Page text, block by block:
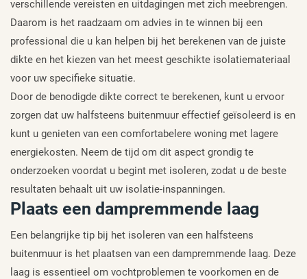
verschillende vereisten en uitdagingen met zich meebrengen.
Daarom is het raadzaam om advies in te winnen bij een
professional die u kan helpen bij het berekenen van de juiste
dikte en het kiezen van het meest geschikte isolatiemateriaal
voor uw specifieke situatie.
Door de benodigde dikte correct te berekenen, kunt u ervoor
zorgen dat uw halfsteens buitenmuur effectief geïsoleerd is en
kunt u genieten van een comfortabelere woning met lagere
energiekosten. Neem de tijd om dit aspect grondig te
onderzoeken voordat u begint met isoleren, zodat u de beste
resultaten behaalt uit uw isolatie-inspanningen.
Plaats een dampremmende laag
Een belangrijke tip bij het isoleren van een halfsteens
buitenmuur is het plaatsen van een dampremmende laag. Deze
laag is essentieel om vochtproblemen te voorkomen en de